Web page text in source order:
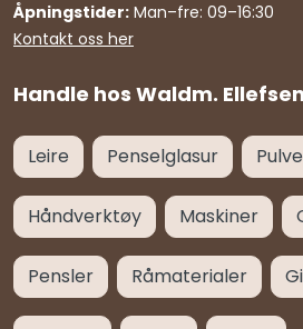
Handle hos Waldm. Ellefsen
Åpningstider: Man–fre: 09–16:30
Kontakt oss her
Leire Penselglasur
Håndverktøy Maskiner
Pensler Råmaterialer